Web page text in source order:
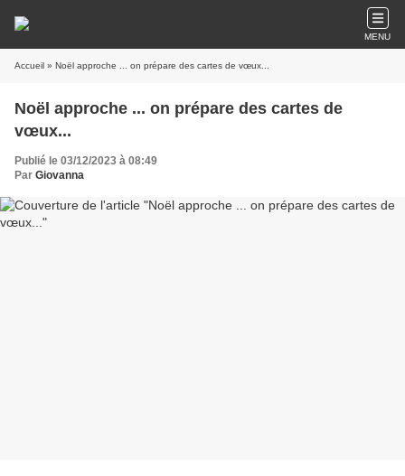
MENU
Accueil » Noël approche ... on prépare des cartes de vœux...
Noël approche ... on prépare des cartes de
vœux...
Publié le 03/12/2023 à 08:49
Par Giovanna